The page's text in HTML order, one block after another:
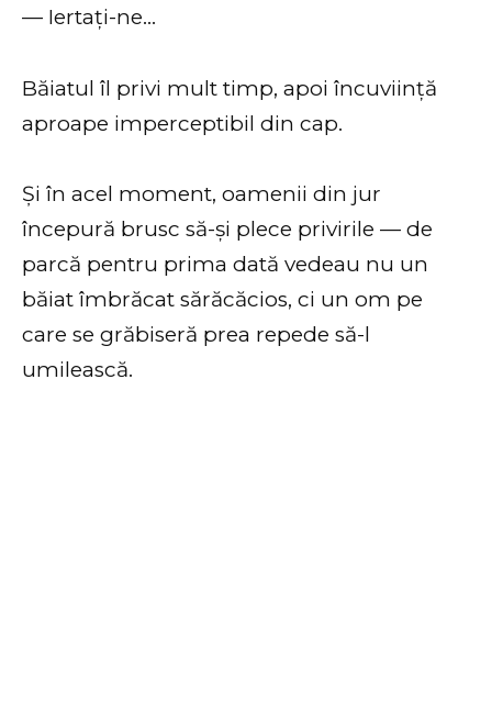
— Iertați-ne…
Băiatul îl privi mult timp, apoi încuviință
aproape imperceptibil din cap.
Și în acel moment, oamenii din jur
începură brusc să-și plece privirile — de
parcă pentru prima dată vedeau nu un
băiat îmbrăcat sărăcăcios, ci un om pe
care se grăbiseră prea repede să-l
umilească.